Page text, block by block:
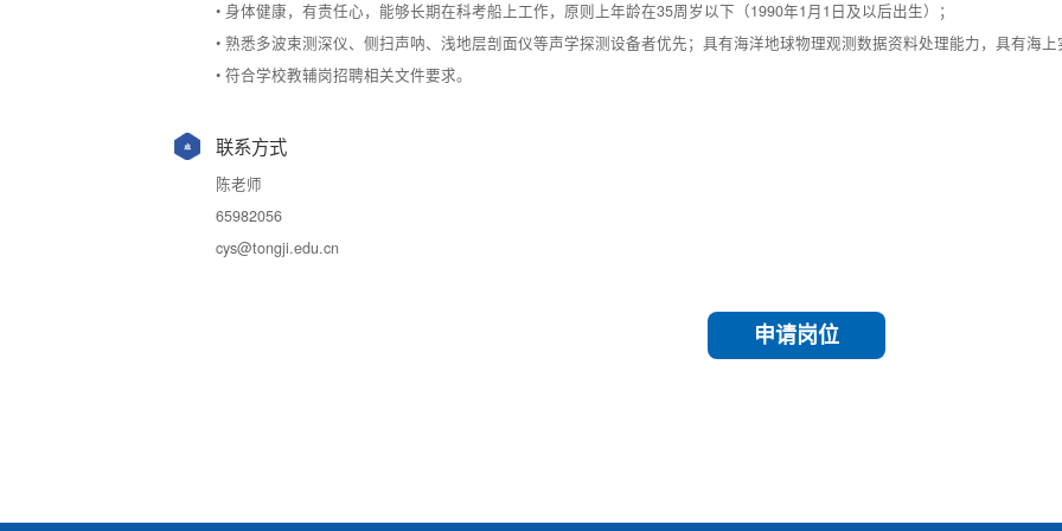
• 身体健康，有责任心，能够长期在科考船上工作，原则上年龄在35周岁以下（1990年1月1日及以后出生）；
• 熟悉多波束测深仪、侧扫声呐、浅地层剖面仪等声学探测设备者优先；具有海洋地球物理观测数据资料处理能力，具有海上
• 符合学校教辅岗招聘相关文件要求。
联系方式
陈老师
65982056
cys@tongji.edu.cn
申请岗位